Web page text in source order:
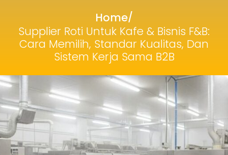
Home/
Supplier Roti Untuk Kafe & Bisnis F&B:
Cara Memilih, Standar Kualitas, Dan
Sistem Kerja Sama B2B